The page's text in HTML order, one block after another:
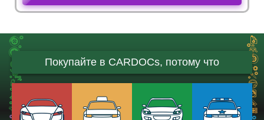
Покупайте в CARDOCs, потому что